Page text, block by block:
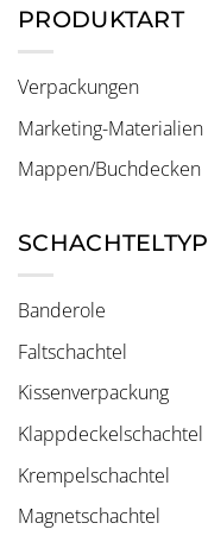
PRODUKTART
Verpackungen
Marketing-Materialien
Mappen/Buchdecken
SCHACHTELTYP
Banderole
Faltschachtel
Kissenverpackung
Klappdeckelschachtel
Krempelschachtel
Magnetschachtel